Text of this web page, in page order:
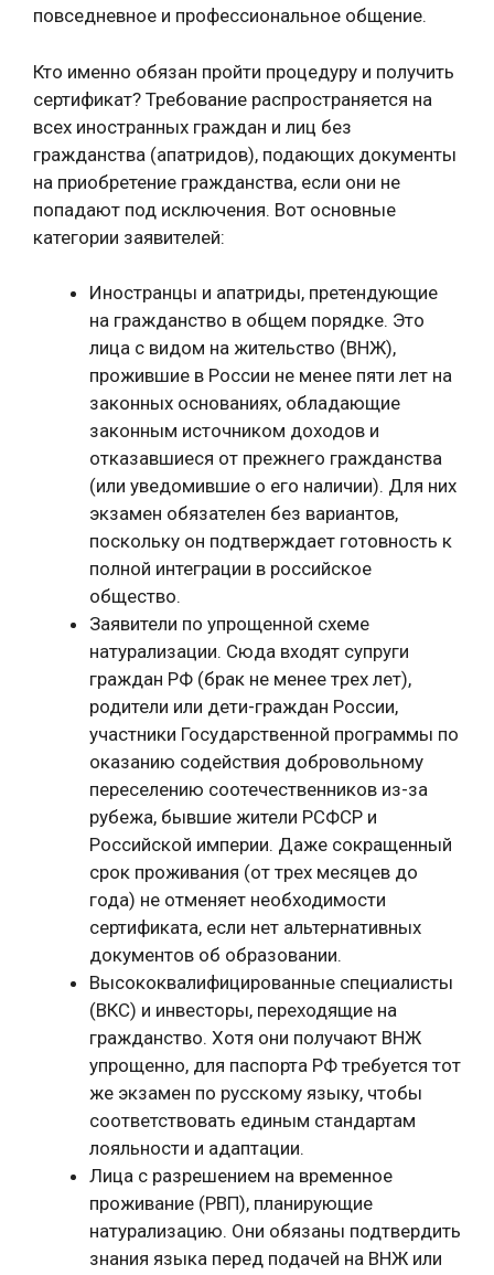
повседневное и профессиональное общение.
Кто именно обязан пройти процедуру и получить
сертификат? Требование распространяется на
всех иностранных граждан и лиц без
гражданства (апатридов), подающих документы
на приобретение гражданства, если они не
попадают под исключения. Вот основные
категории заявителей:
Иностранцы и апатриды, претендующие
на гражданство в общем порядке. Это
лица с видом на жительство (ВНЖ),
прожившие в России не менее пяти лет на
законных основаниях, обладающие
законным источником доходов и
отказавшиеся от прежнего гражданства
(или уведомившие о его наличии). Для них
экзамен обязателен без вариантов,
поскольку он подтверждает готовность к
полной интеграции в российское
общество.
Заявители по упрощенной схеме
натурализации. Сюда входят супруги
граждан РФ (брак не менее трех лет),
родители или дети-граждан России,
участники Государственной программы по
оказанию содействия добровольному
переселению соотечественников из-за
рубежа, бывшие жители РСФСР и
Российской империи. Даже сокращенный
срок проживания (от трех месяцев до
года) не отменяет необходимости
сертификата, если нет альтернативных
документов об образовании.
Высококвалифицированные специалисты
(ВКС) и инвесторы, переходящие на
гражданство. Хотя они получают ВНЖ
упрощенно, для паспорта РФ требуется тот
же экзамен по русскому языку, чтобы
соответствовать единым стандартам
лояльности и адаптации.
Лица с разрешением на временное
проживание (РВП), планирующие
натурализацию. Они обязаны подтвердить
знания языка перед подачей на ВНЖ или